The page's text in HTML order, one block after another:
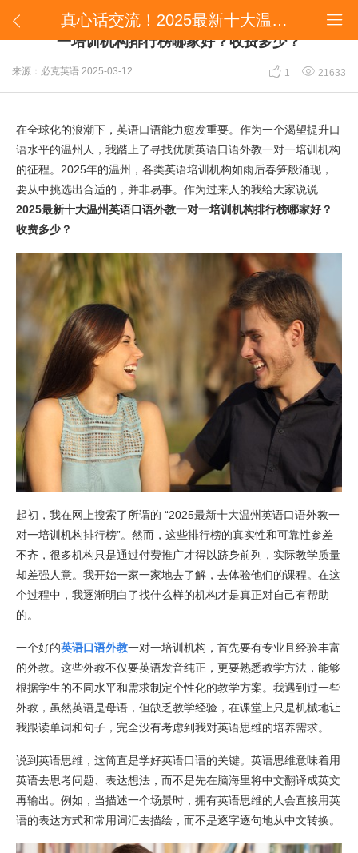
 
真心话交流！2025最新十大温州英语口语外教一对一培训机构排行榜哪家好？收费多少？
真心话交流！2025最新十大温州英语口语外教一对
一培训机构排行榜哪家好？收费多少？
来源：必克英语 2025-03-12  1  21633
在全球化的浪潮下，英语口语能力愈发重要。作为一个渴望提升口
语水平的温州人，我踏上了寻找优质英语口语外教一对一培训机构
的征程。2025年的温州，各类英语培训机构如雨后春笋般涌现，
要从中挑选出合适的，并非易事。作为过来人的我给大家说说
2025最新十大温州英语口语外教一对一培训机构排行榜哪家好？
收费多少？
起初，我在网上搜索了所谓的 “2025最新十大温州英语口语外教一
对一培训机构排行榜”。然而，这些排行榜的真实性和可靠性参差
不齐，很多机构只是通过付费推广才得以跻身前列，实际教学质量
却差强人意。我开始一家一家地去了解，去体验他们的课程。在这
个过程中，我逐渐明白了找什么样的机构才是真正对自己有帮助
的。
一个好的英语口语外教一对一培训机构，首先要有专业且经验丰富
的外教。这些外教不仅要英语发音纯正，更要熟悉教学方法，能够
根据学生的不同水平和需求制定个性化的教学方案。我遇到过一些
外教，虽然英语是母语，但缺乏教学经验，在课堂上只是机械地让
我跟读单词和句子，完全没有考虑到我对英语思维的培养需求。
说到英语思维，这简直是学好英语口语的关键。英语思维意味着用
英语去思考问题、表达想法，而不是先在脑海里将中文翻译成英文
再输出。例如，当描述一个场景时，拥有英语思维的人会直接用英
语的表达方式和常用词汇去描绘，而不是逐字逐句地从中文转换。